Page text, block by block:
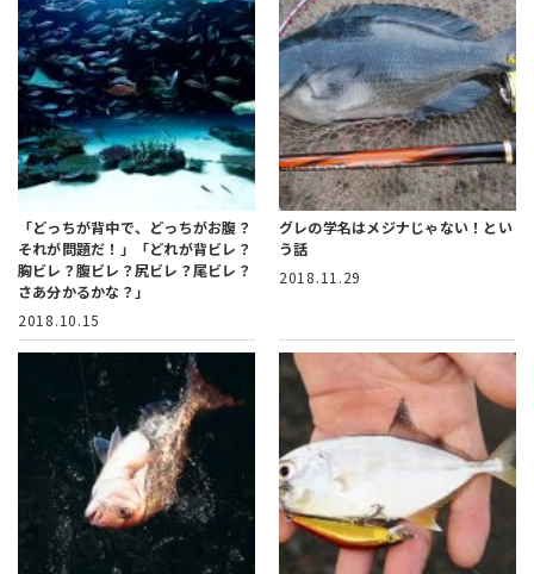
「どっちが背中で、どっちがお腹？
それが問題だ！」
「どれが背ビレ？
胸ビレ？腹ビレ？尻ビレ？尾ビレ？
さあ分かるかな？」
2018.10.15
グレの学名はメジナじゃない！とい
う話
2018.11.29